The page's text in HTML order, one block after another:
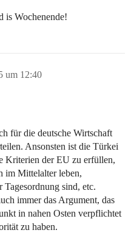
is Wochenende!
um 12:40
für die deutsche Wirtschaft
Ansonsten ist die Türkei
Kriterien der EU zu erfüllen,
im Mittelalter leben,
Tagesordnung sind, etc.
immer das Argument, das
in nahen Osten verpflichtet
zu haben.